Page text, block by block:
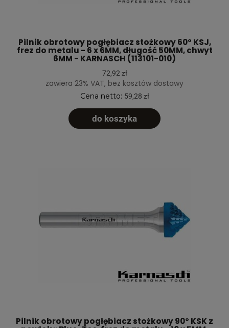
Pilnik obrotowy pogłębiacz stożkowy 60° KSJ,
frez do metalu - 6 x 6MM, długość 50MM, chwyt
6MM - KARNASCH (113101-010)
72,92 zł
zawiera 23% VAT, bez kosztów dostawy
Cena netto: 59,28 zł
do koszyka
Pilnik obrotowy pogłębiacz stożkowy 90° KSK z